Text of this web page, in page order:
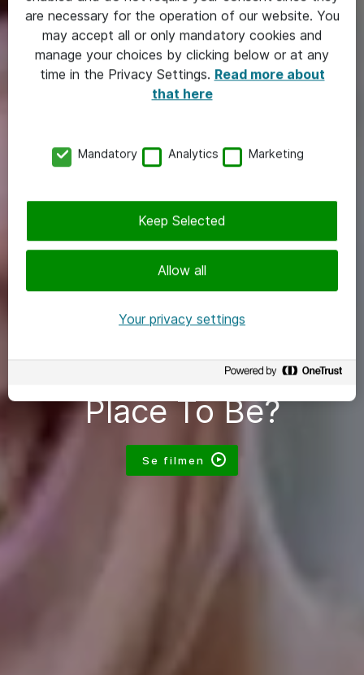
Varför är Atea The
Place To Be?
Se filmen
are necessary for the operation of our website. You
may accept all or only mandatory cookies and
manage your choices by clicking below or at any
time in the Privacy Settings. Read more about
that here
Mandatory Analytics Marketing
Allow all
Keep Selected
Your privacy settings